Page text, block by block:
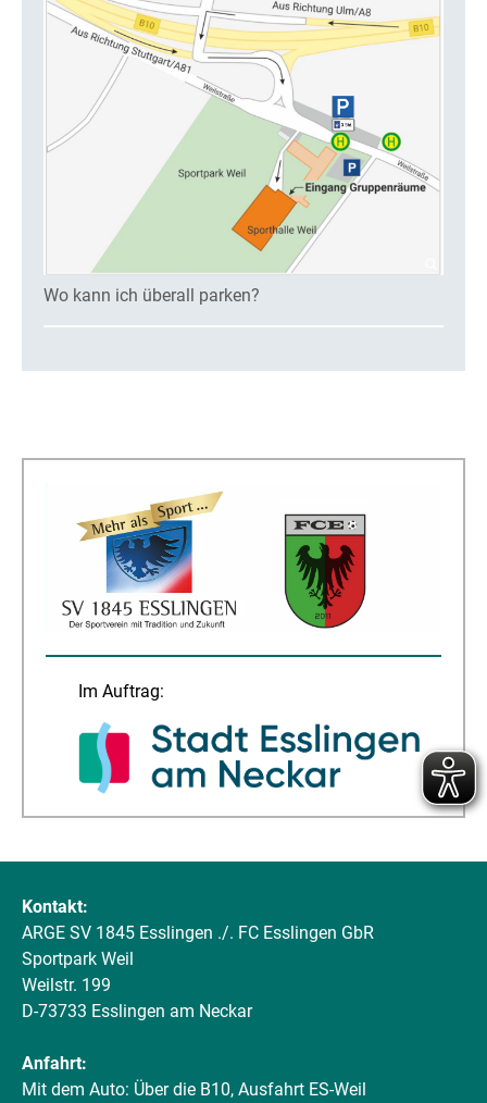
Wo kann ich überall parken?
Im Auftrag:
Kontakt:
ARGE SV 1845 Esslingen ./. FC Esslingen GbR
Sportpark Weil
Weilstr. 199
D-73733 Esslingen am Neckar
Anfahrt:
Mit dem Auto: Über die B10, Ausfahrt ES-Weil